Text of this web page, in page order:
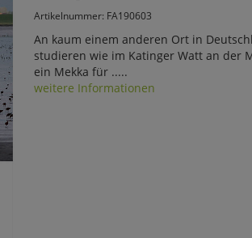
Artikelnummer: FA190603
An kaum einem anderen Ort in
studieren wie im Katinger Watt an der
ein Mekka für .....
weitere Informationen